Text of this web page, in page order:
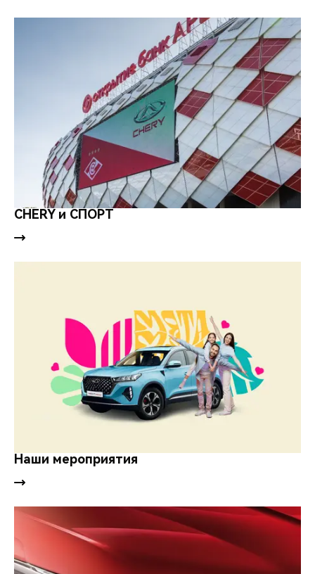
CHERY и СПОРТ
Наши мероприятия